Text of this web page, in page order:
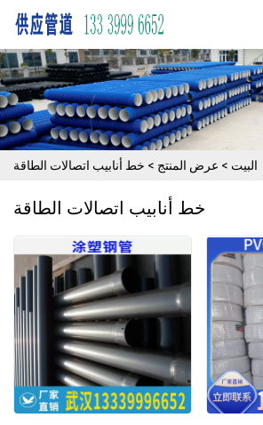
البيت > عرض المنتج > خط أنابيب اتصالات الطاقة
خط أنابيب اتصالات الطاقة